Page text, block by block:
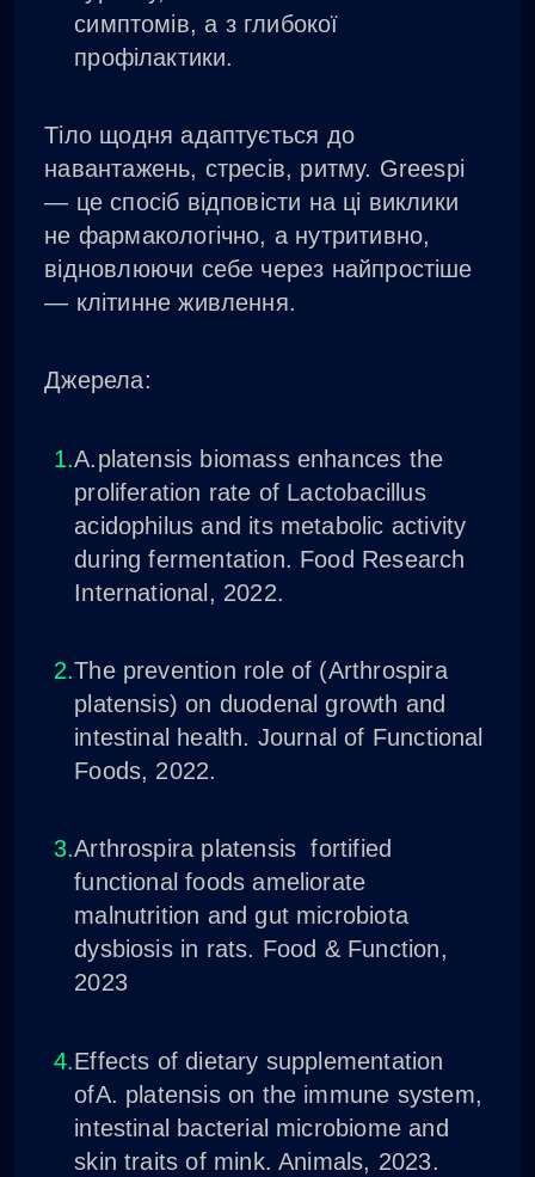
симптомів, а з глибокої
профілактики.
Тіло щодня адаптується до
навантажень, стресів, ритму. Greespi
— це спосіб відповісти на ці виклики
не фармакологічно, а нутритивно,
відновлюючи себе через найпростіше
— клітинне живлення.
Джерела:
А.platensis biomass enhances the
proliferation rate of Lactobacillus
acidophilus and its metabolic activity
during fermentation. Food Research
International, 2022.
The prevention role of (Arthrospira
platensis) on duodenal growth and
intestinal health. Journal of Functional
Foods, 2022.
Arthrospira platensis fortified
functional foods ameliorate
malnutrition and gut microbiota
dysbiosis in rats. Food & Function,
2023
Effects of dietary supplementation
ofА. platensis on the immune system,
intestinal bacterial microbiome and
skin traits of mink. Animals, 2023.